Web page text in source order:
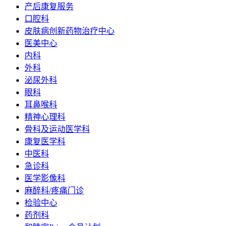
产后康复服务
口腔科
皮肤病创新药物治疗中心
医美中心
内科
外科
泌尿外科
眼科
耳鼻喉科
精神心理科
骨科及运动医学科
康复医学科
中医科
急诊科
医学影像科
麻醉科/疼痛门诊
检验中心
药剂科